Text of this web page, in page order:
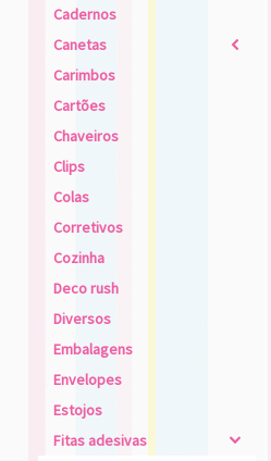
Cadernos
Canetas
2
Carimbos
Cartões
Chaveiros
Clips
Colas
Corretivos
Cozinha
Deco rush
Diversos
Embalagens
Envelopes
Estojos
Fitas adesivas
4